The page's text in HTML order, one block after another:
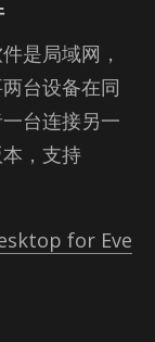
是局域网，
台设备在同
台连接另一
，支持
for Eve